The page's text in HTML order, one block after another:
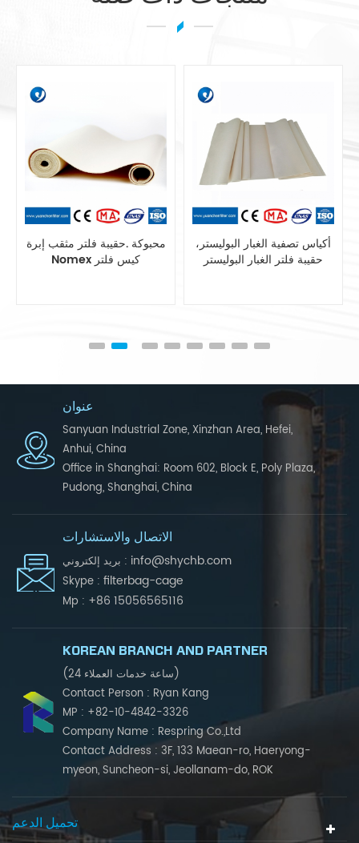
أكياس تصفية الغبار البوليستر،
حقيبة فلتر الغبار البوليستر
مزج بوليستر الاستاتيكيه حقيبة
تصفية أنظمة جمع الغبار
عنوان
Sanyuan Industrial Zone, Xinzhan Area, Hefei,
Anhui, China
Office in Shanghai: Room 602, Block E, Poly Plaza,
Pudong, Shanghai, China
الاتصال والاستشارات
بريد إلكتروني : info@shychb.com
Skype : filterbag-cage
Mp : +86 15056565116
KOREAN BRANCH AND PARTNER
(24 ساعة خدمات العملاء)
Contact Person : Ryan Kang
MP : +82-10-4842-3326
Company Name : Respring Co.,Ltd
Contact Address : 3F, 133 Maean-ro, Haeryong-
myeon, Suncheon-si, Jeollanam-do, ROK
تحميل الدعم